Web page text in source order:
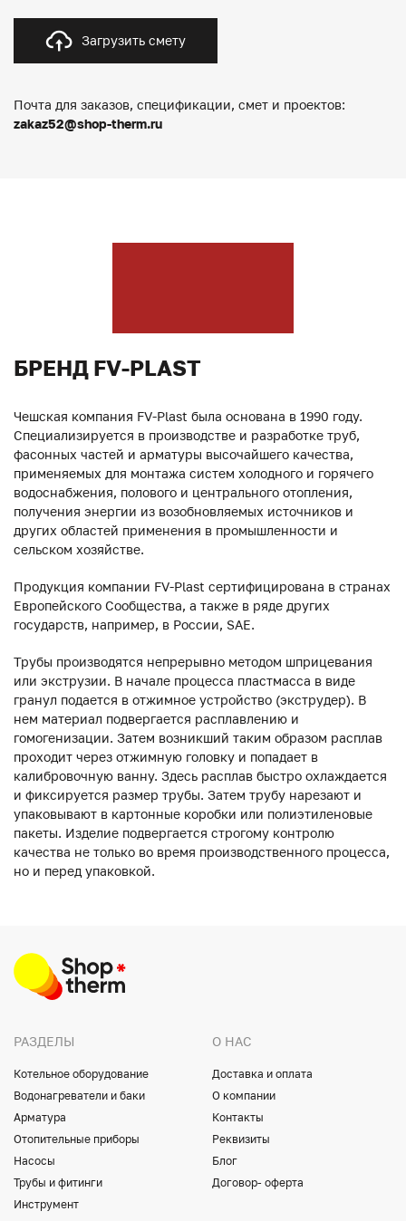
Загрузить смету
Почта для заказов, спецификации, смет и проектов:
zakaz52@shop-therm.ru
БРЕНД FV-PLAST
Чешская компания FV-Plast была основана в 1990 году.
Специализируется в производстве и разработке труб,
фасонных частей и арматуры высочайшего качества,
применяемых для монтажа систем холодного и горячего
водоснабжения, полового и центрального отопления,
получения энергии из возобновляемых источников и
других областей применения в промышленности и
сельском хозяйстве.
Продукция компании FV-Plast сертифицирована в странах
Европейского Сообщества, а также в ряде других
государств, например, в России, SAE.
Трубы производятся непрерывно методом шприцевания
или экструзии. В начале процесса пластмасса в виде
гранул подается в отжимное устройство (экструдер). В
нем материал подвергается расплавлению и
гомогенизации. Затем возникший таким образом расплав
проходит через отжимную головку и попадает в
калибровочную ванну. Здесь расплав быстро охлаждается
и фиксируется размер трубы. Затем трубу нарезают и
упаковывают в картонные коробки или полиэтиленовые
пакеты. Изделие подвергается строгому контролю
качества не только во время производственного процесса,
но и перед упаковкой.
РАЗДЕЛЫ
Котельное оборудование
Водонагреватели и баки
Арматура
Отопительные приборы
Насосы
Трубы и фитинги
Инструмент
О НАС
Доставка и оплата
О компании
Контакты
Реквизиты
Блог
Договор- оферта